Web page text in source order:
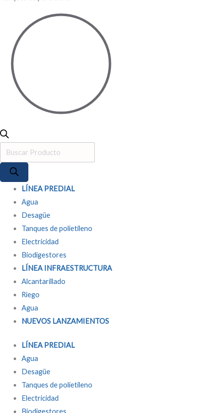
LÍNEA PREDIAL
Agua
Desagüe
Tanques de polietileno
Electricidad
Biodigestores
LÍNEA INFRAESTRUCTURA
Alcantarillado
Riego
Agua
NUEVOS LANZAMIENTOS
LÍNEA PREDIAL
Agua
Desagüe
Tanques de polietileno
Electricidad